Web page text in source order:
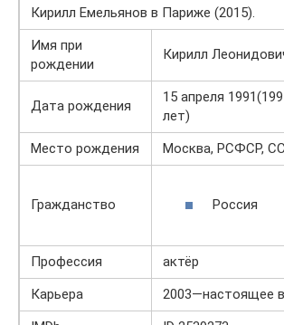
Кирилл Емельянов в Париже (2015).
Имя при
рождении
Кирилл
Дата рождения
15 апреля
лет)
Место рождения
Москва, РСФСР,
Гражданство Россия
Профессия
актёр
Карьера
2003—настоящее